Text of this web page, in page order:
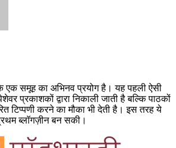
के एक समूह का अभिनव प्रयोग है। यह पहली ऐसी
प्रकाशकों द्वारा निकाली जाती है बल्कि पाठकों
टिप्पणी करने का मौका भी देती है। इस तरह ये
ब्लॉगज़ीन बन सकी।